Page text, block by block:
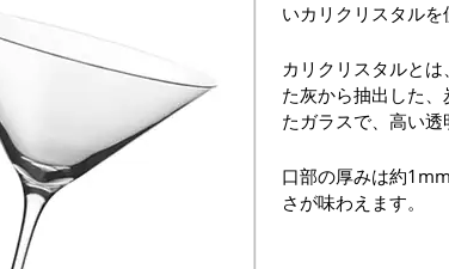
いカリクリスタルを
カリクリスタルと
た灰から抽出した
たガラスで、高い透
口部の厚みは約
さが味わえます。